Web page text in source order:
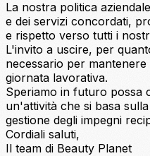
La nostra politica
e dei servizi concordati,
e rispetto verso tutti i
L'invito a uscire, per
necessario per
giornata lavorativa.
Speriamo in futuro possa
un'attività che si basa
gestione degli impegni
Cordiali saluti,
Il team di Beauty Planet